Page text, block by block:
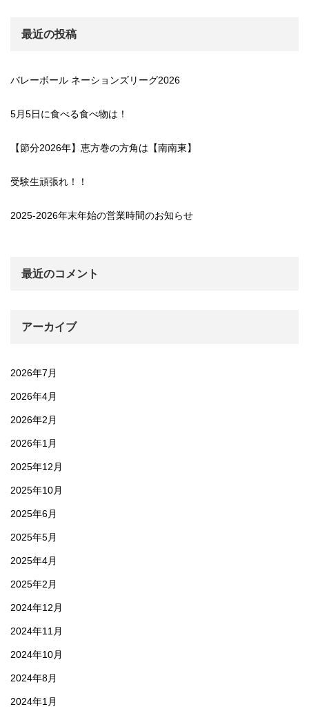
最近の投稿
バレーボール ネーションズリーグ2026
5月5日に食べる食べ物は！
【節分2026年】恵方巻の方角は【南南東】
受験生頑張れ！！
2025-2026年末年始の営業時間のお知らせ
最近のコメント
アーカイブ
2026年7月
2026年4月
2026年2月
2026年1月
2025年12月
2025年10月
2025年6月
2025年5月
2025年4月
2025年2月
2024年12月
2024年11月
2024年10月
2024年8月
2024年1月